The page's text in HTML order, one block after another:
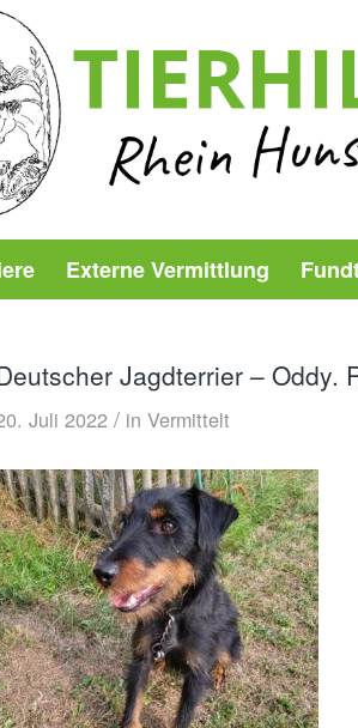
Externe Vermittlung
Jagdterrier – Oddy.
Juli 2022 / in Vermittelt